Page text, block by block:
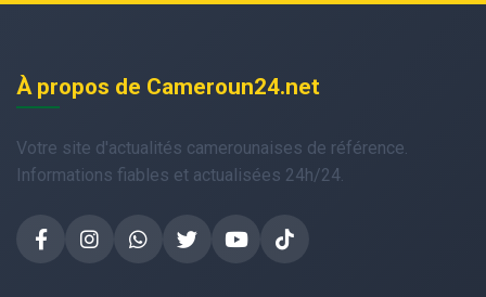
À propos de Cameroun24.net
Votre site d'actualités camerounaises de référence.
Informations fiables et actualisées 24h/24.